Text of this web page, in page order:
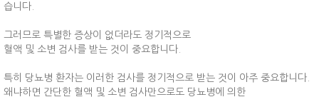
습니다.
그러므로 특별한 증상이 없더라도 정기적으로
혈액 및 소변 검사를 받는 것이 중요합니다.
특히 당뇨병 환자는 이러한 검사를 정기적으로 받는 것이 아주 중요합니다.
왜냐하면 간단한 혈액 및 소변 검사만으로도 당뇨병에 의한